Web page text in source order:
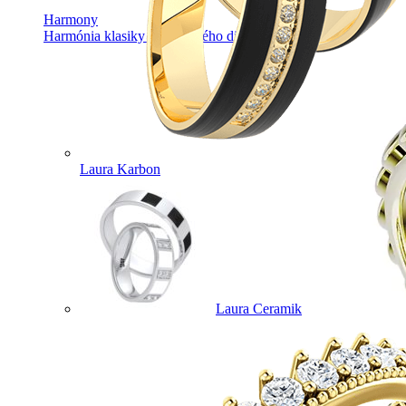
Harmony
Harmónia klasiky a moderného dizajnu.
Laura Karbon
Laura Ceramik